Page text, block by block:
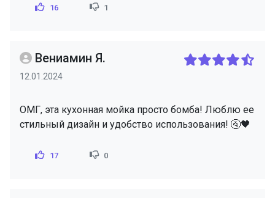
16 1
Вениамин Я.
12.01.2024
ОМГ, эта кухонная мойка просто бомба! Люблю ее
стильный дизайн и удобство использования! 🚰🖤
17 0